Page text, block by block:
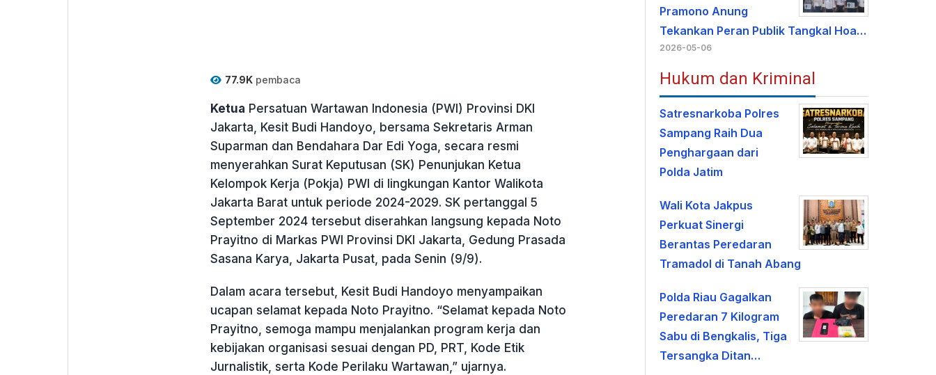
77.9Kpembaca
Ketua Persatuan Wartawan Indonesia (PWI) Provinsi DKI
Jakarta, Kesit Budi Handoyo, bersama Sekretaris Arman
Suparman dan Bendahara Dar Edi Yoga, secara resmi
menyerahkan Surat Keputusan (SK) Penunjukan Ketua
Kelompok Kerja (Pokja) PWI di lingkungan Kantor Walikota
Jakarta Barat untuk periode 2024-2029. SK pertanggal 5
September 2024 tersebut diserahkan langsung kepada Noto
Prayitno di Markas PWI Provinsi DKI Jakarta, Gedung Prasada
Sasana Karya, Jakarta Pusat, pada Senin (9/9).
Dalam acara tersebut, Kesit Budi Handoyo menyampaikan
ucapan selamat kepada Noto Prayitno. “Selamat kepada Noto
Prayitno, semoga mampu menjalankan program kerja dan
kebijakan organisasi sesuai dengan PD, PRT, Kode Etik
Jurnalistik, serta Kode Perilaku Wartawan,” ujarnya.
Pramono Anung
Tekankan Peran Publik Tangkal Hoa…
2026-05-06
Hukum dan Kriminal
Satresnarkoba Polres
Sampang Raih Dua
Penghargaan dari
Polda Jatim
Wali Kota Jakpus
Perkuat Sinergi
Berantas Peredaran
Tramadol di Tanah Abang
Polda Riau Gagalkan
Peredaran 7 Kilogram
Sabu di Bengkalis, Tiga
Tersangka Ditan…